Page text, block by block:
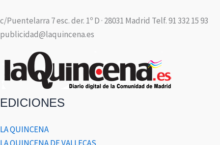
c/Puentelarra 7 esc. der. 1º D · 28031 Madrid Telf. 91 332 15 93
publicidad@laquincena.es
EDICIONES
LA QUINCENA
LA QUINCENA DE VALLECAS